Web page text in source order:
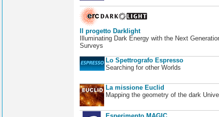
Il progetto Darklight
Illuminating Dark Energy with the Next
Surveys
Lo Spettrografo Espresso
Searching for other Worlds
La missione Euclid
Mapping the geometry of the dark